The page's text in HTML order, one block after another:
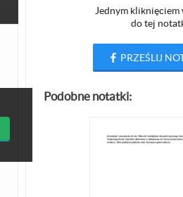
Jednym
do tej
PRZEŚLIJ
Podobne notatki: